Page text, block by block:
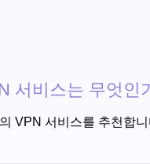
서비스는 무엇인
VPN 서비스를 추천합